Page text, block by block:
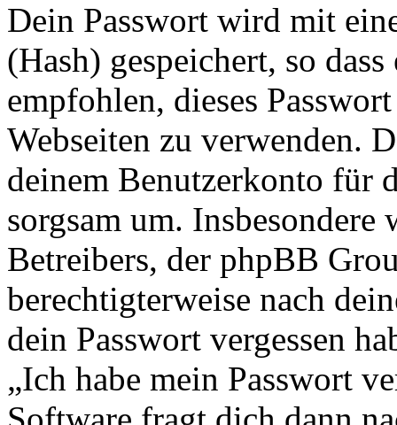
Dein Passwort wird mit
(Hash) gespeichert, so
empfohlen, dieses
Webseiten zu verwenden.
deinem Benutzerkonto für
sorgsam um.
Betreibers, der phpBB
berechtigterweise nach
dein Passwort vergessen
„Ich habe mein Passwort